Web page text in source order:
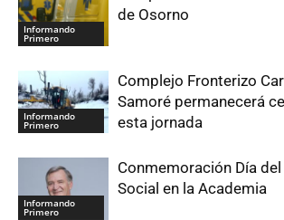
Informando
Primero
de Osorno
Informando
Primero
Complejo Fronterizo
Samoré permanecerá
esta jornada
Informando
Primero
Conmemoración Día
Social en la Academia